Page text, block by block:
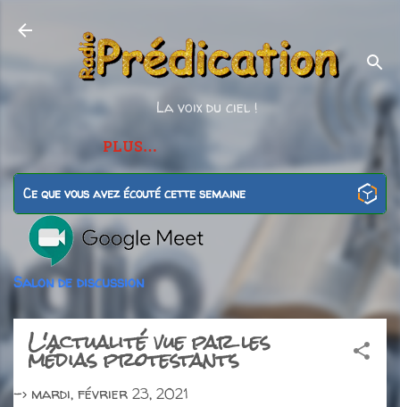
La voix du ciel !
PLUS…
Ce que vous avez écouté cette semaine
Salon de discussion
L'actualité vue par les
médias protestants
-> mardi, février 23, 2021